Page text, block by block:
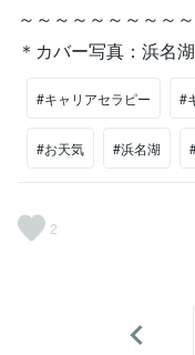
～～～～～～～～～
＊カバー写真：浜名
#キャリアセラピー #
#お天気 #浜名湖
2